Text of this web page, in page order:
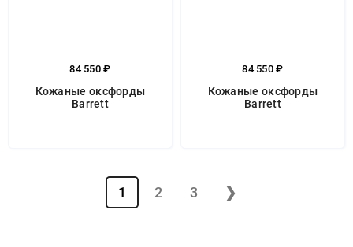
84 550 ₽
Кожаные оксфорды
Barrett
84 550 ₽
Кожаные оксфорды
Barrett
1 2 3 ❯